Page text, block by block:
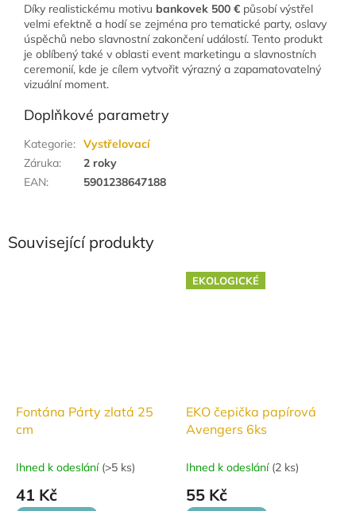
Související produkty
Fontána Párty zlatá 25
cm
Ihned k odeslání (>5 ks)
41 Kč
EKOLOGICKÉ
EKO čepička papírová
Avengers 6ks
Ihned k odeslání (2 ks)
55 Kč
Díky realistickému motivu bankovek 500 € působí výstřel
velmi efektně a hodí se zejména pro tematické party, oslavy
úspěchů nebo slavnostní zakončení událostí. Tento produkt
je oblíbený také v oblasti event marketingu a slavnostních
ceremonií, kde je cílem vytvořit výrazný a zapamatovatelný
vizuální moment.
Doplňkové parametry
Kategorie: Vystřelovací
Záruka:
2 roky
EAN: 5901238647188